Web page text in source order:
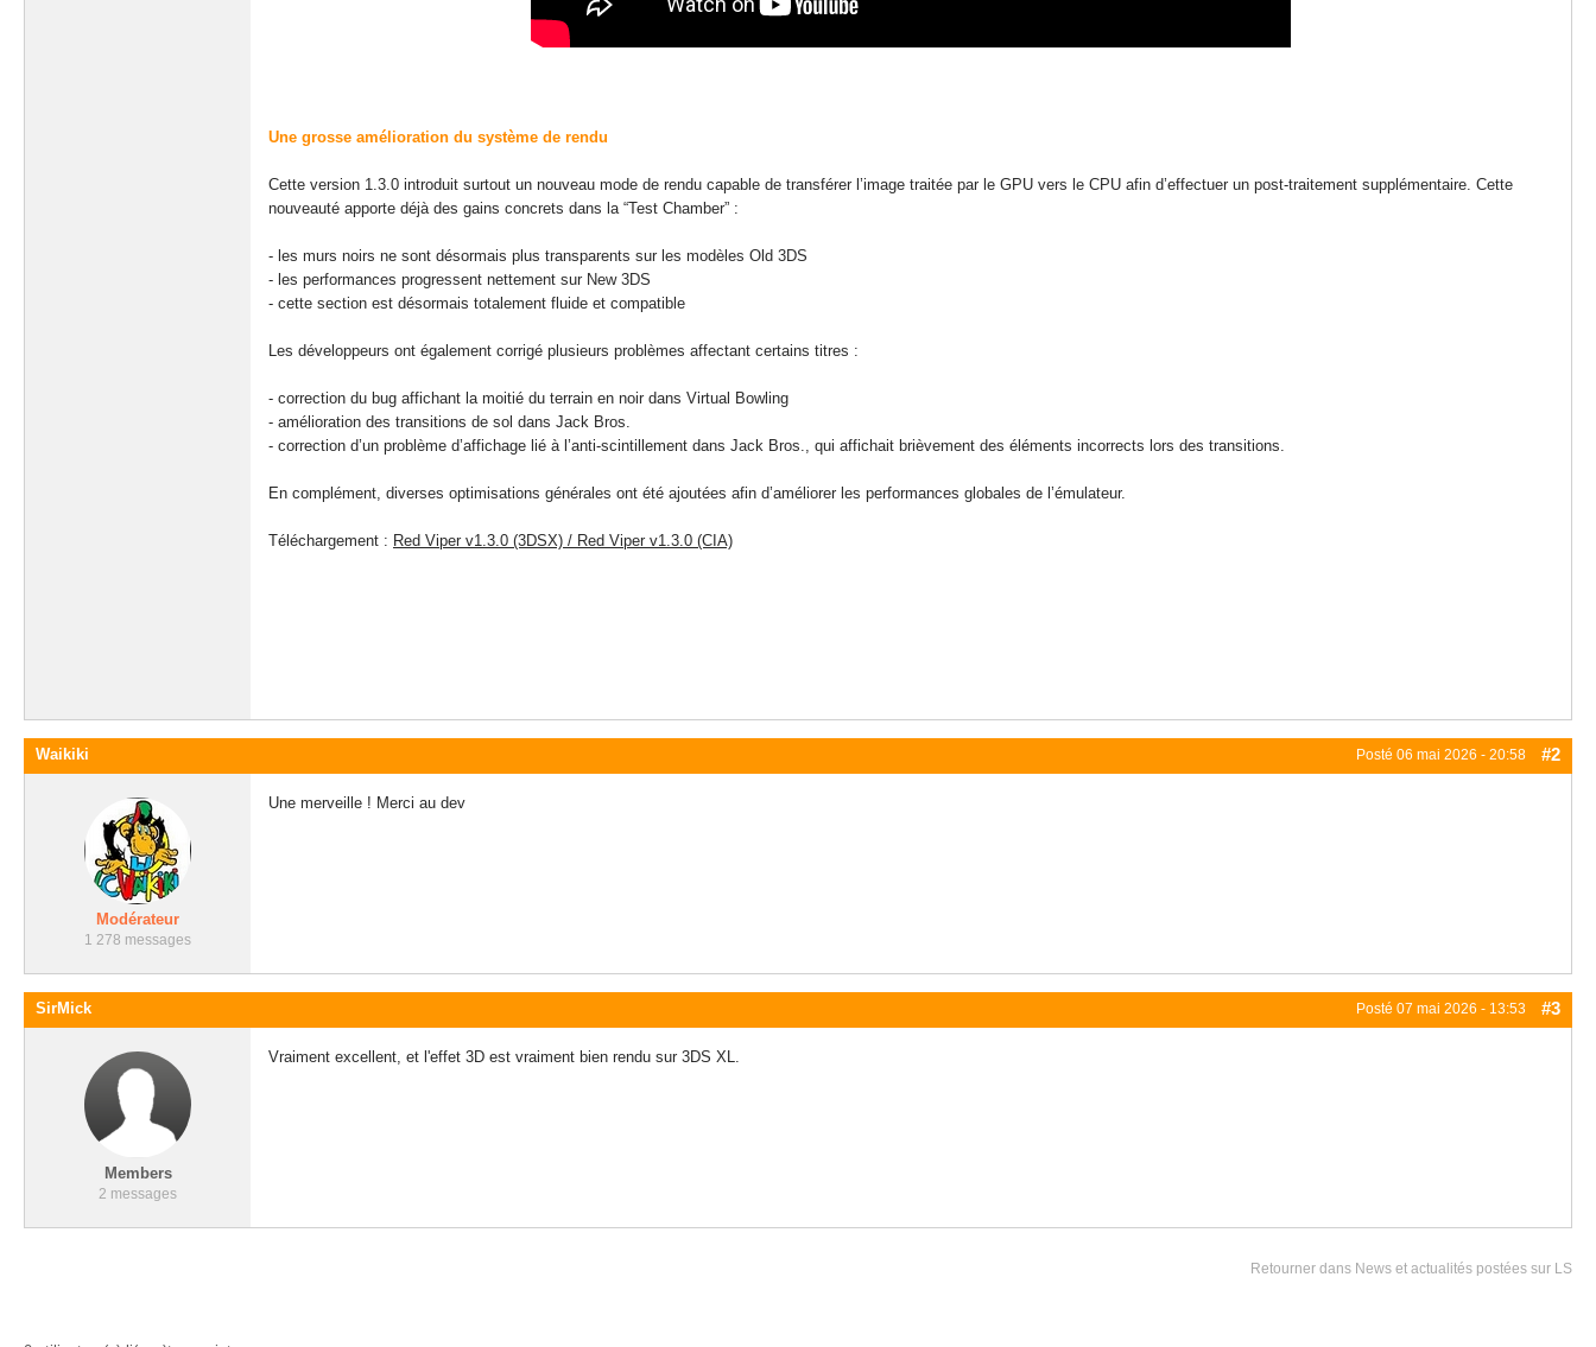
Une grosse amélioration du système de rendu
Cette version 1.3.0 introduit surtout un nouveau mode de rendu capable de transférer l’image traitée par le GPU vers le CPU afin d’effectuer un post-traitement supplémentaire. Cette
nouveauté apporte déjà des gains concrets dans la “Test Chamber” :
- les murs noirs ne sont désormais plus transparents sur les modèles Old 3DS
- les performances progressent nettement sur New 3DS
- cette section est désormais totalement fluide et compatible
Les développeurs ont également corrigé plusieurs problèmes affectant certains titres :
- correction du bug affichant la moitié du terrain en noir dans Virtual Bowling
- amélioration des transitions de sol dans Jack Bros.
- correction d’un problème d’affichage lié à l’anti-scintillement dans Jack Bros., qui affichait brièvement des éléments incorrects lors des transitions.
En complément, diverses optimisations générales ont été ajoutées afin d’améliorer les performances globales de l’émulateur.
Téléchargement : Red Viper v1.3.0 (3DSX) / Red Viper v1.3.0 (CIA)
Posté 06 mai 2026 - 20:58 #2
Waikiki
Modérateur
1 278 messages
Une merveille ! Merci au dev
Posté 07 mai 2026 - 13:53 #3
SirMick
Members
2 messages
Vraiment excellent, et l'effet 3D est vraiment bien rendu sur 3DS XL.
Retourner dans News et actualités postées sur LS